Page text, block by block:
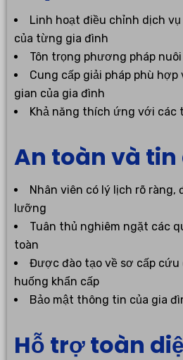
Linh hoạt điều chỉnh dịch
của từng gia đình
Tôn trọng phương pháp
Cung cấp giải pháp phù
gian của gia đình
Khả năng thích ứng với các
An toàn và tin
Nhân viên có lý lịch rõ ràng,
lưỡng
Tuân thủ nghiêm ngặt các
toàn
Được đào tạo về sơ cấp
huống khẩn cấp
Bảo mật thông tin của gia
Hỗ trợ toàn